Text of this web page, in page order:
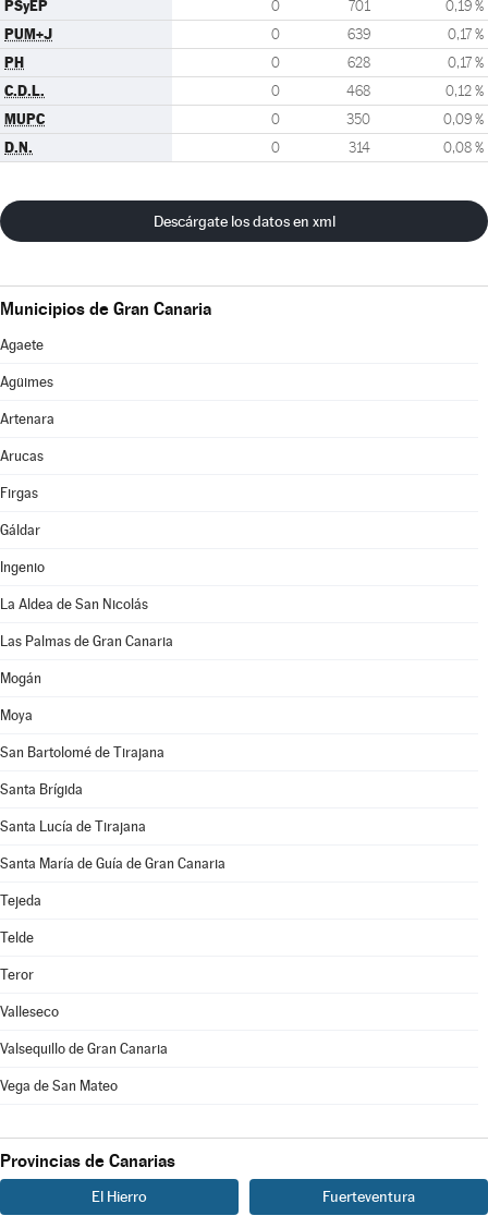
PSyEP 0 701 0,19 %
PUM+J 0 639 0,17 %
PH 0 628 0,17 %
C.D.L. 0 468 0,12 %
MUPC 0 350 0,09 %
D.N. 0 314 0,08 %
Descárgate los datos en xml
Municipios de Gran Canaria
Agaete
Agüimes
Artenara
Arucas
Firgas
Gáldar
Ingenio
La Aldea de San Nicolás
Las Palmas de Gran Canaria
Mogán
Moya
San Bartolomé de Tirajana
Santa Brígida
Santa Lucía de Tirajana
Santa María de Guía de Gran Canaria
Tejeda
Telde
Teror
Valleseco
Valsequillo de Gran Canaria
Vega de San Mateo
Provincias de Canarias
El Hierro Fuerteventura